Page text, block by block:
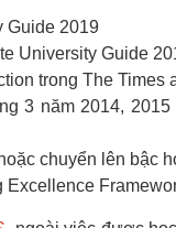
Guide 2019
University Guide
trong The
3 năm 2014,
chuyển lên bậc